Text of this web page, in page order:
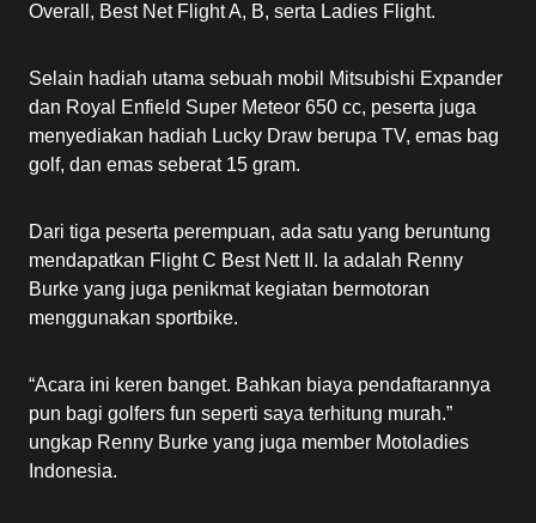
Overall, Best Net Flight A, B, serta Ladies Flight.
Selain hadiah utama sebuah mobil Mitsubishi Expander
dan Royal Enfield Super Meteor 650 cc, peserta juga
menyediakan hadiah Lucky Draw berupa TV, emas bag
golf, dan emas seberat 15 gram.
Dari tiga peserta perempuan, ada satu yang beruntung
mendapatkan Flight C Best Nett II. Ia adalah Renny
Burke yang juga penikmat kegiatan bermotoran
menggunakan sportbike.
“Acara ini keren banget. Bahkan biaya pendaftarannya
pun bagi golfers fun seperti saya terhitung murah.”
ungkap Renny Burke yang juga member Motoladies
Indonesia.